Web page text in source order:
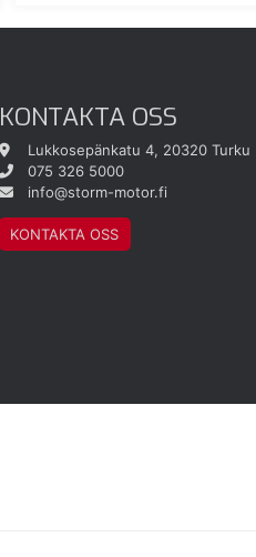
KONTAKTA OSS
Lukkosepänkatu 4, 20320 Turku
075 326 5000
info@storm-motor.fi
KONTAKTA OSS